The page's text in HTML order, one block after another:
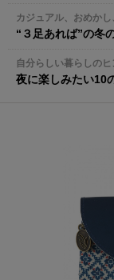
カジュアル、おめか
“３足あれば”の冬
自分らしい暮らしのヒ
夜に楽しみたい10